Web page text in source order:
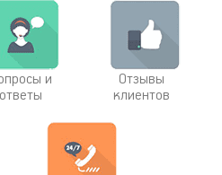
и
ответы
Отзывы
клиентов